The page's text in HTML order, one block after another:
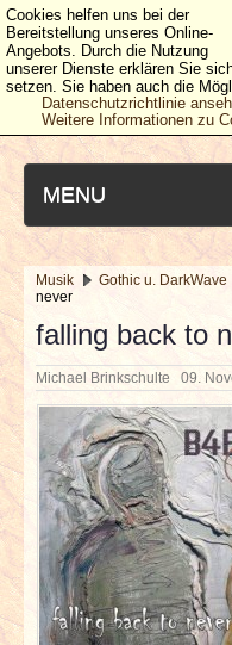
MENU
NEUESTE ARTIKEL
NEWS & DATES
BERICHTE
VERLOSUNGEN
INTERVIEWS
SPECIALS
Musik Gothic u. DarkWave
never
falling back to
Michael Brinkschulte 09.
Cookies helfen uns bei der
Bereitstellung unseres Online-
Angebots. Durch die Nutzung
unserer Dienste erklären Sie
setzen. Sie haben auch die
Datenschutzrichtlinie
Weitere Informationen zu